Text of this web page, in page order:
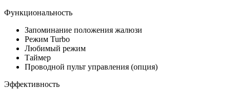
Функциональность
Запоминание положения жалюзи
Режим Turbo
Любимый режим
Таймер
Проводной пульт управления (опция)
Эффективность